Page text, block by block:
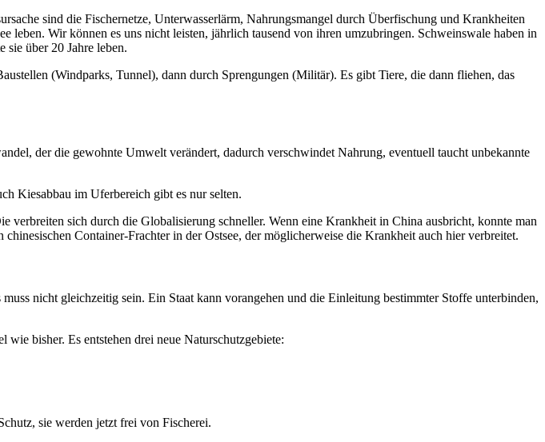
sind die Fischernetze, Unterwasserlärm, Nahrungsmangel durch Überfischung und Krankheiten
Wir können es uns nicht leisten, jährlich tausend von ihren umzubringen. Schweinswale haben in
sie über 20 Jahre leben.
(Windparks, Tunnel), dann durch Sprengungen (Militär). Es gibt Tiere, die dann fliehen, das
der die gewohnte Umwelt verändert, dadurch verschwindet Nahrung, eventuell taucht unbekannte
Kiesabbau im Uferbereich gibt es nur selten.
sich durch die Globalisierung schneller. Wenn eine Krankheit in China ausbricht, konnte man
Container-Frachter in der Ostsee, der möglicherweise die Krankheit auch hier verbreitet.
nicht gleichzeitig sein. Ein Staat kann vorangehen und die Einleitung bestimmter Stoffe unterbinden,
bisher. Es entstehen drei neue Naturschutzgebiete:
sie werden jetzt frei von Fischerei.